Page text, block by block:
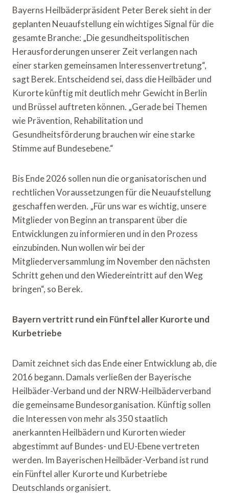
Bayerns Heilbäderpräsident Peter Berek sieht in der
geplanten Neuaufstellung ein wichtiges Signal für die
gesamte Branche: „Die gesundheitspolitischen
Herausforderungen unserer Zeit verlangen nach
einer starken gemeinsamen Interessenvertretung“,
sagt Berek. Entscheidend sei, dass die Heilbäder und
Kurorte künftig mit deutlich mehr Gewicht in Berlin
und Brüssel auftreten können. „Gerade bei Themen
wie Prävention, Rehabilitation und
Gesundheitsförderung brauchen wir eine starke
Stimme auf Bundesebene.“
Bis Ende 2026 sollen nun die organisatorischen und
rechtlichen Voraussetzungen für die Neuaufstellung
geschaffen werden. „Für uns war es wichtig, unsere
Mitglieder von Beginn an transparent über die
Entwicklungen zu informieren und in den Prozess
einzubinden. Nun wollen wir bei der
Mitgliederversammlung im November den nächsten
Schritt gehen und den Wiedereintritt auf den Weg
bringen“, so Berek.
Bayern vertritt rund ein Fünftel aller Kurorte und
Kurbetriebe
Damit zeichnet sich das Ende einer Entwicklung ab, die
2016 begann. Damals verließen der Bayerische
Heilbäder-Verband und der NRW-Heilbäderverband
die gemeinsame Bundesorganisation. Künftig sollen
die Interessen von mehr als 350 staatlich
anerkannten Heilbädern und Kurorten wieder
abgestimmt auf Bundes- und EU-Ebene vertreten
werden. Im Bayerischen Heilbäder-Verband ist rund
ein Fünftel aller Kurorte und Kurbetriebe
Deutschlands organisiert.